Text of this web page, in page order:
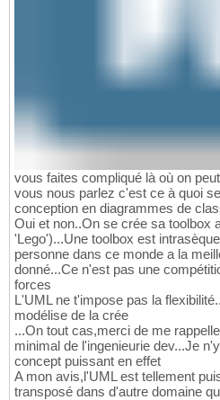
vous faites compliqué là où on
vous nous parlez c'est ce à quoi
conception en diagrammes de
Oui et non..On se crée sa toolbox
'Lego')...Une toolbox est
personne dans ce monde a la
donné...Ce n'est pas une
forces
L'UML ne t'impose pas la
modélise de la crée
...On tout cas,merci de me
minimal de l'ingenieurie dev...Je
concept puissant en effet
A mon avis,l'UML est tellement
transposé dans d'autre domaine